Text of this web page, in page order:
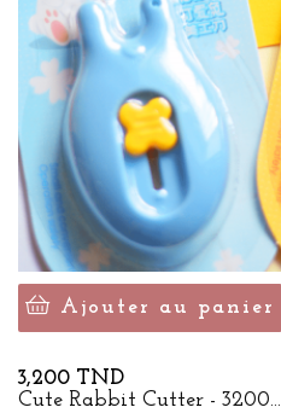
Ajouter au panier
Prix
3,200 TND
Cute Rabbit Cutter - 3200...